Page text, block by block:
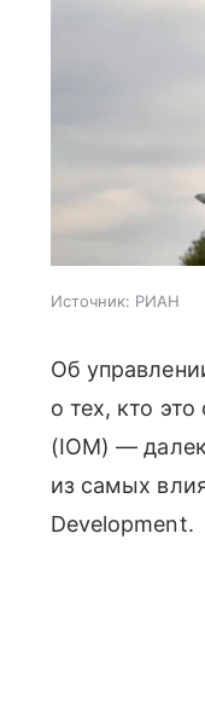
Источник: РИАН
Об
о тех, кто
(IOM) —
из самых
Development.